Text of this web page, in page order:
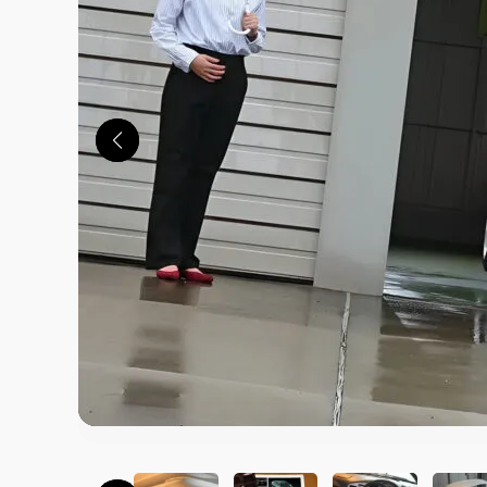
この画像の記事を